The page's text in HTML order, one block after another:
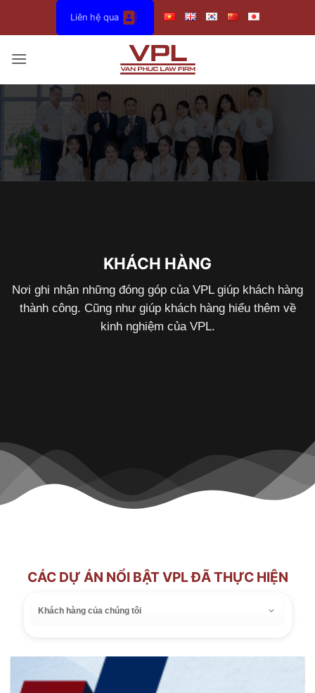
dung
Liên hệ qua
KHÁCH HÀNG
Nơi ghi nhận những đóng góp của VPL giúp khách hàng
thành công. Cũng như giúp khách hàng hiểu thêm về
kinh nghiệm của VPL.
CÁC DỰ ÁN NỔI BẬT VPL ĐÃ THỰC HIỆN